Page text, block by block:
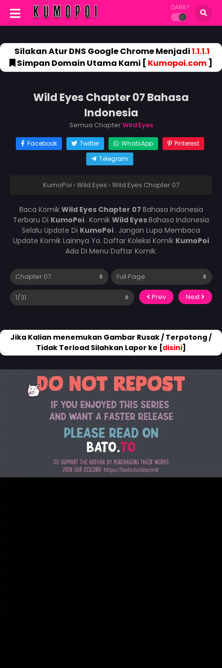
DARK?
Silakan Atur DNS Google Chrome Menjadi1.1.1.1
Simpan Domain Utama Kami [ Kumopoi.com]
Wild Eyes Chapter 07 Bahasa
Indonesia
Semua ChapterWild Eyes
Facebook Twitter WhatsApp
Pinterest
Telegram
KumoPoi › Wild Eyes › Wild Eyes Chapter 07
Baca Komik Wild Eyes Chapter 07 Bahasa Indonesia
Terbaru Di KumoPoi . Komik Wild EyesBahasa Indonesia
Selalu Update Di KumoPoi . Jangan Lupa Membaca
Update Komik Lainnya Ya. Daftar Koleksi Komik KumoPoi
Ada Di Menu Daftar Komik.
Prev Next
Jika Kalian menemukan Gambar Rusak / Terpotong /
Tidak Terload Silahkan Lapor ke [disini]